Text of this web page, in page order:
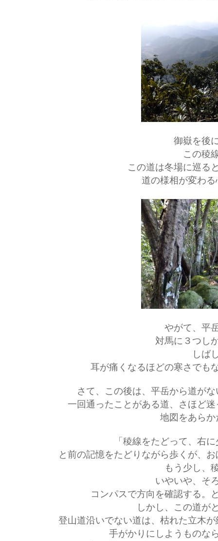
御嶽を後
この稜
この道は冬場に巡る
道の様相が変わ
やがて、平
対馬に３つし
しば
耳が痛くなるほどの寒さでも
さて、この後は、平岳から道が
一回通ったことがある道、さほど
地図をあら
「稜線をたどって、右
と前の記憶をたどりながら歩くが、
もう少し、
いやいや、そ
コンパスで方向を確認する。
しかし、この道が
登山道沿いでない道は、枯れた立木
手がかりにしようものな